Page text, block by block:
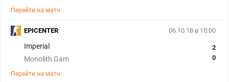
Перейти на матч
06.10.18 в 15:00
Imperial
Monolith Gam
2
0
Перейти на матч
EPICENTER